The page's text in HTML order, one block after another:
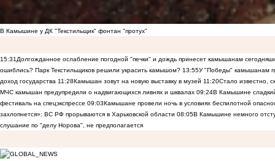
В Камышине у ДК "Текстильщик" фонтан "протух"
15:31 Долгожданное ослабление погодной "печки" и дождь принесет камышанам
ошиблись? Парк Текстильщиков решили украсить камышом? 13:55У "Победы" камышанам
доход государства 11:28Камышан зовут на новую выставку в музей 11:20Стало известно,
МЧС камышан предупредили о надвигающихся ливнях и шквалах 09:24В Камышине
фестиваль на спецэкспрессе 09:03Камышане провели ночь в условиях беспилотной
захлопнется»: ВС РФ прорываются в Харьковской области 08:05В Камышине немного
слушание по "делу Норова", не предполагается